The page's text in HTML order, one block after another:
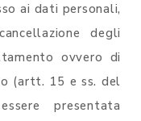
ai dati personali,
degli
ovvero di
(artt. 15 e ss. del
presentata